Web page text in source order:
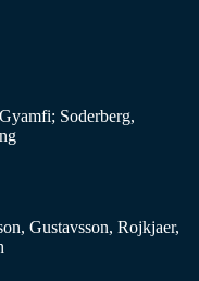
Soderberg,
Gustavsson, Rojkjaer,